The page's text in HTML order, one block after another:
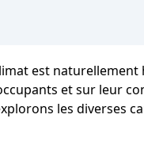
est
et sur leur
les diverses